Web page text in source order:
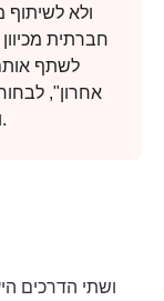
ולא לשיתוף
חברתית
לשתף
אחרון",
ולאחר מכן ללחוץ על סמל השיתוף.